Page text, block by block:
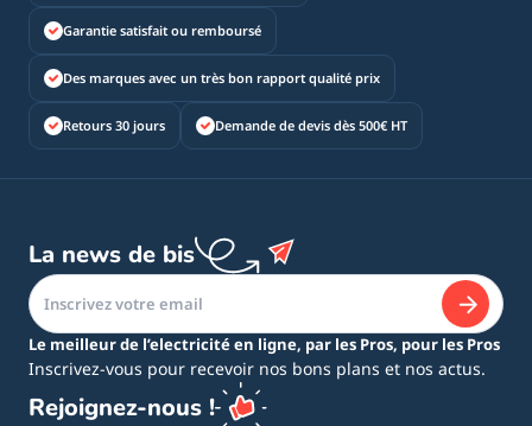
Garantie satisfait ou remboursé
Des marques avec un très bon rapport qualité prix
Retours 30 jours Demande de devis dès 500€ HT
La news de bis
Le meilleur de l’electricité en ligne, par les Pros, pour les Pros
Inscrivez-vous pour recevoir nos bons plans et nos actus.
Rejoignez-nous !